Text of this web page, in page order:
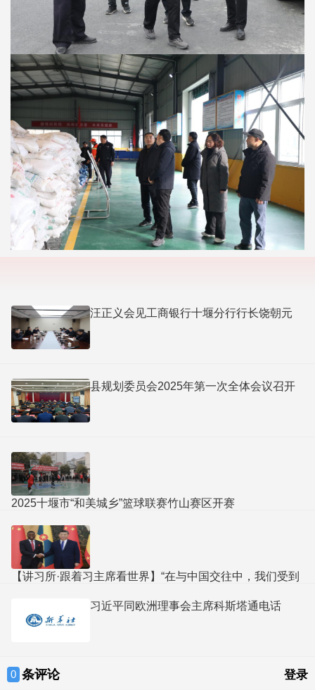
汪正义会见工商银行十堰分行行长饶朝元
县规划委员会2025年第一次全体会议召开
2025十堰市“和美城乡”篮球联赛竹山赛区开赛
【讲习所·跟着习主席看世界】“在与中国交往中，我们受到
习近平同欧洲理事会主席科斯塔通电话
0 条评论 登录